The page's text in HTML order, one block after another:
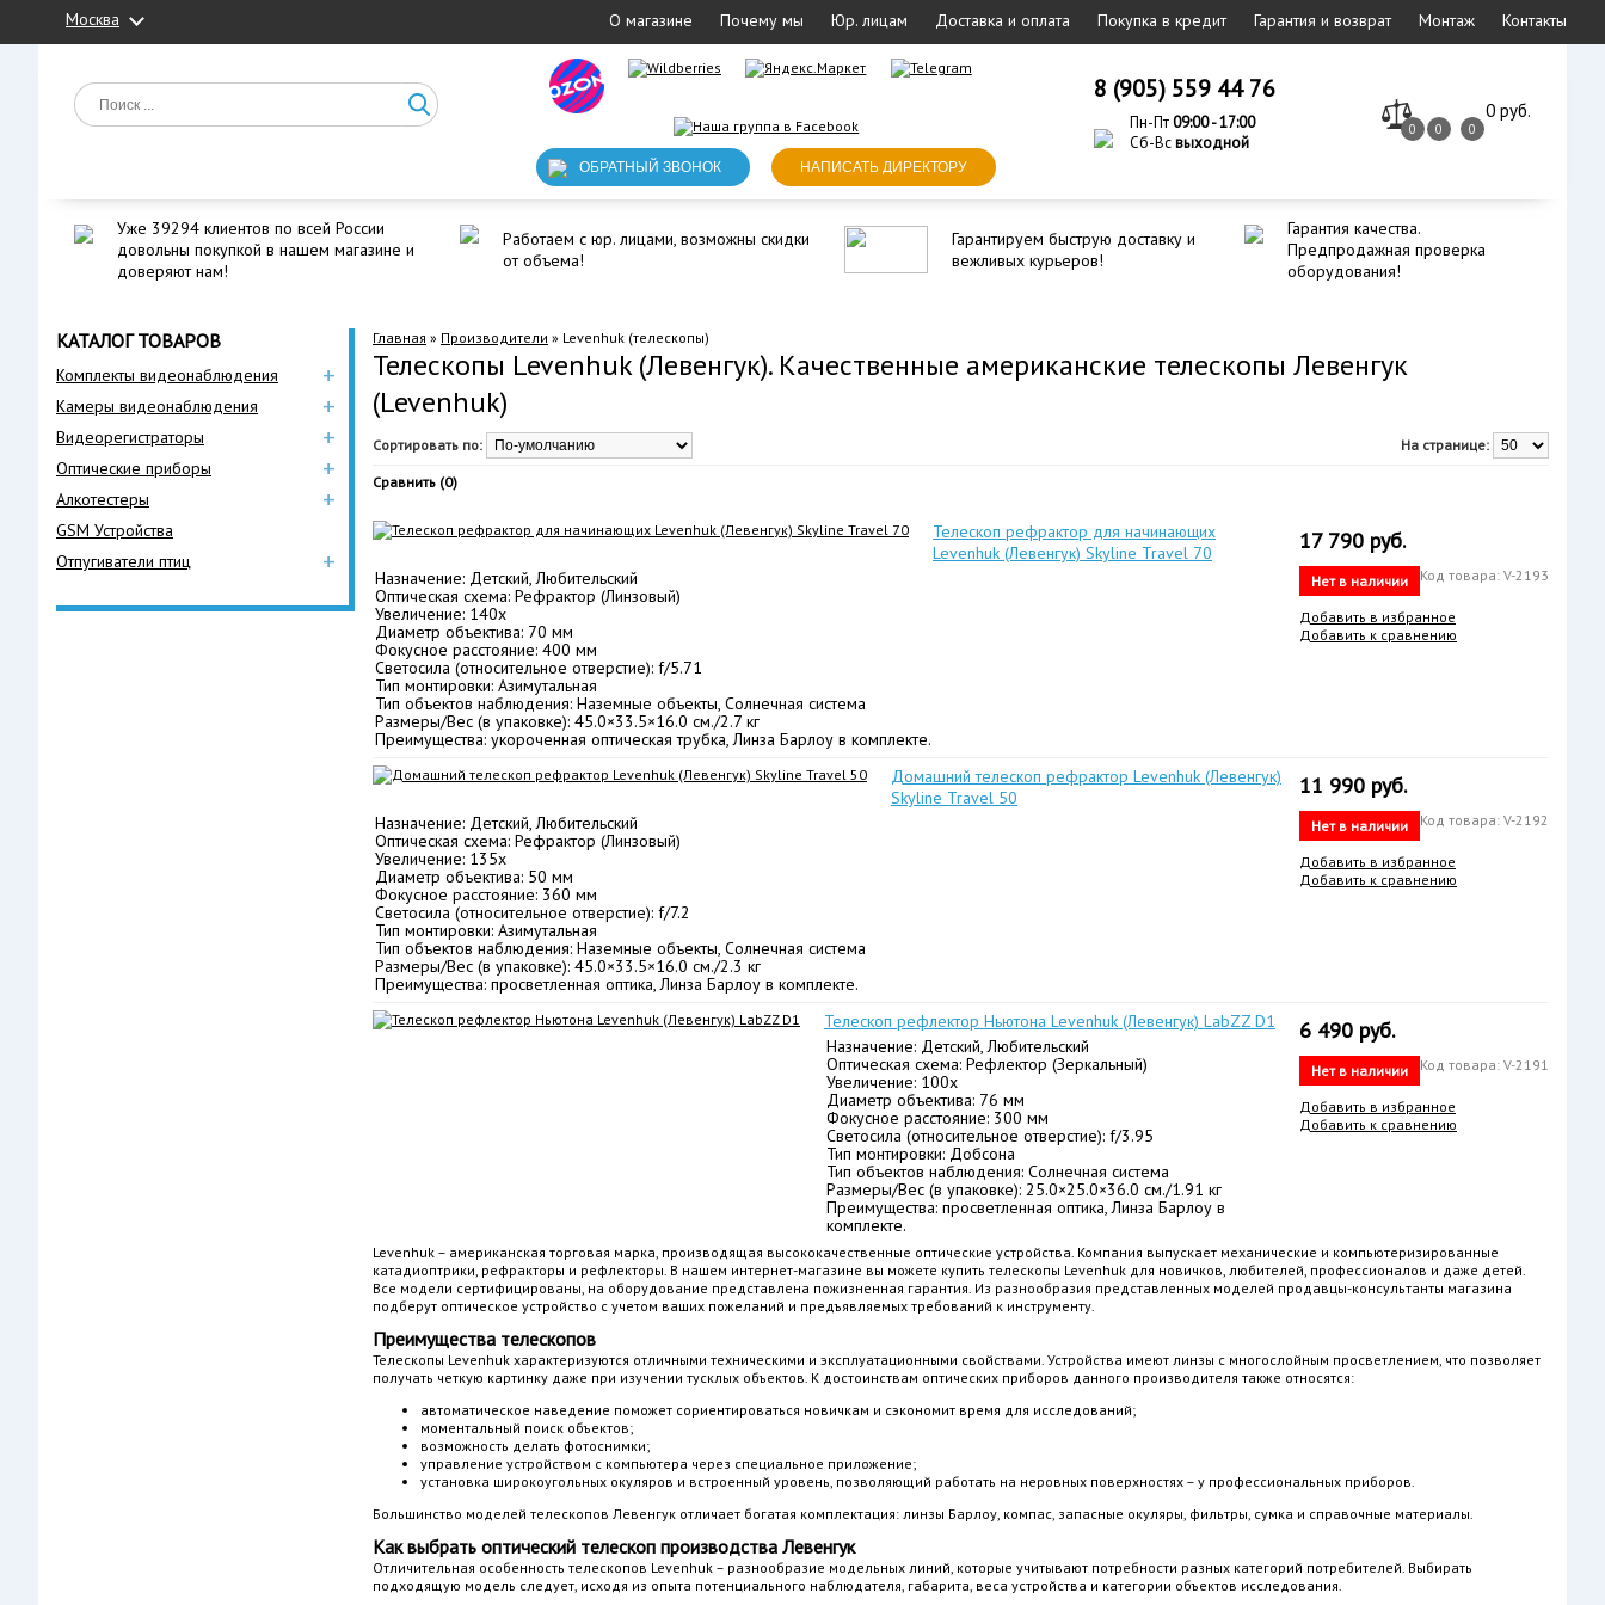
Москва О магазине Почему мы Юр. лицам Доставка и оплата Покупка в кредит Гарантия и возврат Монтаж Контакты
ОБРАТНЫЙ ЗВОНОК НАПИСАТЬ ДИРЕКТОРУ
8 (905) 559 44 76
Пн-Пт09:00 - 17:00
Сб-Всвыходной
0 0 0
0 руб.
Уже 39294 клиентов по всей России
довольны покупкой в нашем магазине и
доверяют нам!
Работаем с юр. лицами, возможны скидки
от объема!
Гарантируем быструю доставку и
вежливых курьеров!
Гарантия качества.
Предпродажная проверка
оборудования!
КАТАЛОГ ТОВАРОВ
Комплекты видеонаблюдения +
Камеры видеонаблюдения +
Видеорегистраторы +
Оптические приборы +
Алкотестеры +
GSM Устройства
Отпугиватели птиц
+
Главная » Производители » Levenhuk (телескопы)
Телескопы Levenhuk (Левенгук). Качественные американские телескопы Левенгук
(Levenhuk)
На странице:
Сортировать по:
Сравнить (0)
17 790 руб.
Нет в наличии Код товара: V-2193
Добавить в избранное
Добавить к сравнению
Телескоп рефрактор для начинающих
Levenhuk (Левенгук) Skyline Travel 70
Назначение: Детский, Любительский
Оптическая схема: Рефрактор (Линзовый)
Увеличение: 140х
Диаметр объектива: 70 мм
Фокусное расстояние: 400 мм
Светосила (относительное отверстие): f/5.71
Тип монтировки: Азимутальная
Тип объектов наблюдения: Наземные объекты, Солнечная система
Размеры/Вес (в упаковке): 45.0×33.5×16.0 см./2.7 кг
Преимущества: укороченная оптическая трубка, Линза Барлоу в комплекте.
11 990 руб.
Нет в наличии Код товара: V-2192
Добавить в избранное
Добавить к сравнению
Домашний телескоп рефрактор Levenhuk (Левенгук)
Skyline Travel 50
Назначение: Детский, Любительский
Оптическая схема: Рефрактор (Линзовый)
Увеличение: 135х
Диаметр объектива: 50 мм
Фокусное расстояние: 360 мм
Светосила (относительное отверстие): f/7.2
Тип монтировки: Азимутальная
Тип объектов наблюдения: Наземные объекты, Солнечная система
Размеры/Вес (в упаковке): 45.0×33.5×16.0 см./2.3 кг
Преимущества: просветленная оптика, Линза Барлоу в комплекте.
6 490 руб.
Нет в наличии Код товара: V-2191
Добавить в избранное
Добавить к сравнению
Телескоп рефлектор Ньютона Levenhuk (Левенгук) LabZZ D1
Назначение: Детский, Любительский
Оптическая схема: Рефлектор (Зеркальный)
Увеличение: 100х
Диаметр объектива: 76 мм
Фокусное расстояние: 300 мм
Светосила (относительное отверстие): f/3.95
Тип монтировки: Добсона
Тип объектов наблюдения: Солнечная система
Размеры/Вес (в упаковке): 25.0×25.0×36.0 см./1.91 кг
Преимущества: просветленная оптика, Линза Барлоу в
комплекте.
Levenhuk – американская торговая марка, производящая высококачественные оптические устройства. Компания выпускает механические и компьютеризированные
катадиоптрики, рефракторы и рефлекторы. В нашем интернет-магазине вы можете купить телескопы Levenhuk для новичков, любителей, профессионалов и даже детей.
Все модели сертифицированы, на оборудование представлена пожизненная гарантия. Из разнообразия представленных моделей продавцы-консультанты магазина
подберут оптическое устройство с учетом ваших пожеланий и предъявляемых требований к инструменту.
Преимущества телескопов
Телескопы Levenhuk характеризуются отличными техническими и эксплуатационными свойствами. Устройства имеют линзы с многослойным просветлением, что позволяет
получать четкую картинку даже при изучении тусклых объектов. К достоинствам оптических приборов данного производителя также относятся:
автоматическое наведение поможет сориентироваться новичкам и сэкономит время для исследований;
моментальный поиск объектов;
возможность делать фотоснимки;
управление устройством с компьютера через специальное приложение;
установка широкоугольных окуляров и встроенный уровень, позволяющий работать на неровных поверхностях – у профессиональных приборов.
Большинство моделей телескопов Левенгук отличает богатая комплектация: линзы Барлоу, компас, запасные окуляры, фильтры, сумка и справочные материалы.
Как выбрать оптический телескоп производства Левенгук
Отличительная особенность телескопов Levenhuk – разнообразие модельных линий, которые учитывают потребности разных категорий потребителей. Выбирать
подходящую модель следует, исходя из опыта потенциального наблюдателя, габарита, веса устройства и категории объектов исследования.